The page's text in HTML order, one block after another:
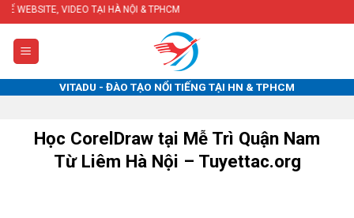
Skip
to
content
TẠI HÀ NỘI & TPHCM
VITADU - ĐÀO TẠO NỔI TIẾNG TẠI HN & TPHCM
Học CorelDraw tại Mễ Trì Quận Nam
Từ Liêm Hà Nội – Tuyettac.org